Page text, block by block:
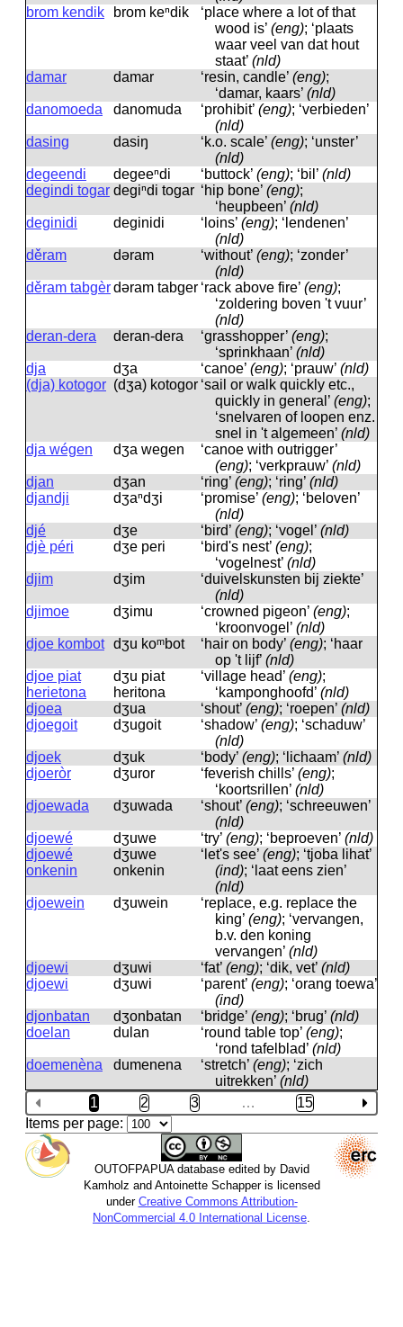
brom kendik
brom keⁿdik
‘place where a lot of that
wood is’ (eng); ‘plaats
waar veel van dat hout
staat’ (nld)
damar
damar ‘resin, candle’ (eng);
‘damar, kaars’ (nld)
danomoeda
danomuda ‘prohibit’ (eng); ‘verbieden’
(nld)
dasing
dasiŋ ‘k.o. scale’ (eng); ‘unster’
(nld)
degeendi
degeeⁿdi ‘buttock’ (eng); ‘bil’ (nld)
degindi togar degiⁿdi togar ‘hip bone’ (eng);
‘heupbeen’ (nld)
deginidi
deginidi ‘loins’ (eng); ‘lendenen’
(nld)
děram
dəram ‘without’ (eng); ‘zonder’
(nld)
děram tabgèrdəram tabger ‘rack above fire’ (eng);
‘zoldering boven 't vuur’
(nld)
deran-dera
deran-dera ‘grasshopper’ (eng);
‘sprinkhaan’ (nld)
dja
dʒa ‘canoe’ (eng); ‘prauw’ (nld)
(dja) kotogor (dʒa) kotogor ‘sail or walk quickly etc.,
quickly in general’ (eng);
‘snelvaren of loopen enz.
snel in 't algemeen’ (nld)
dja wégen
dʒa wegen
‘canoe with outrigger’
(eng); ‘verkprauw’ (nld)
djan
dʒan ‘ring’ (eng); ‘ring’ (nld)
djandji
dʒaⁿdʒi ‘promise’ (eng); ‘beloven’
(nld)
djé
dʒe ‘bird’ (eng); ‘vogel’ (nld)
djè péri
dʒe peri ‘bird's nest’ (eng);
‘vogelnest’ (nld)
djim
dʒim
‘duivelskunsten bij ziekte’
(nld)
djimoe
dʒimu ‘crowned pigeon’ (eng);
‘kroonvogel’ (nld)
djoe kombot dʒu koᵐbot ‘hair on body’ (eng); ‘haar
op 't lijf’ (nld)
djoe piat
herietona
dʒu piat
heritona
‘village head’ (eng);
‘kamponghoofd’ (nld)
djoea
dʒua ‘shout’ (eng); ‘roepen’ (nld)
djoegoit
dʒugoit ‘shadow’ (eng); ‘schaduw’
(nld)
djoek
dʒuk ‘body’ (eng); ‘lichaam’ (nld)
djoeròr
dʒuror ‘feverish chills’ (eng);
‘koortsrillen’ (nld)
djoewada
dʒuwada ‘shout’ (eng); ‘schreeuwen’
(nld)
djoewé
dʒuwe ‘try’ (eng); ‘beproeven’ (nld)
djoewé
onkenin
dʒuwe
onkenin
‘let's see’ (eng); ‘tjoba lihat’
(ind); ‘laat eens zien’
(nld)
djoewein
dʒuwein
‘replace, e.g. replace the
king’ (eng); ‘vervangen,
b.v. den koning
vervangen’ (nld)
djoewi
dʒuwi ‘fat’ (eng); ‘dik, vet’ (nld)
djoewi
dʒuwi ‘parent’ (eng); ‘orang toewa’
(ind)
djonbatan
dʒonbatan ‘bridge’ (eng); ‘brug’ (nld)
doelan
dulan ‘round table top’ (eng);
‘rond tafelblad’ (nld)
doemenèna
dumenena ‘stretch’ (eng); ‘zich
uitrekken’ (nld)
1
2 3 …
15
Items per page:
OUTOFPAPUA database edited by David
Kamholz and Antoinette Schapper is licensed
under Creative Commons Attribution-
NonCommercial 4.0 International License.